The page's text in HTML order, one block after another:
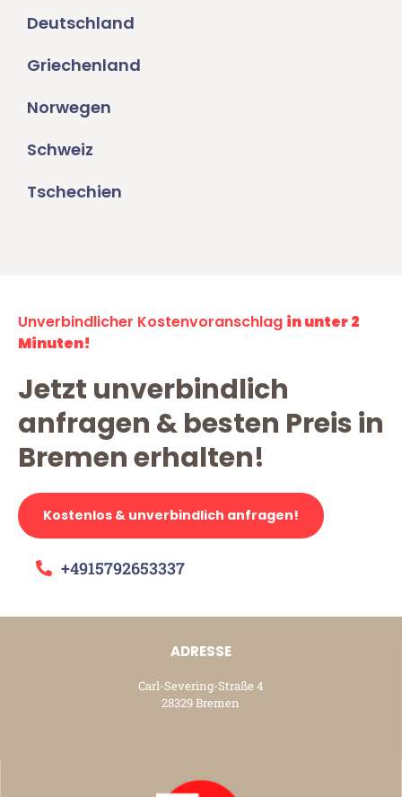
Deutschland
Griechenland
Norwegen
Schweiz
Tschechien
Unverbindlicher Kostenvoranschlag in unter 2
Minuten!
Jetzt unverbindlich
anfragen & besten Preis in
Bremen erhalten!
Kostenlos & unverbindlich anfragen!
+4915792653337
ADRESSE
Carl-Severing-Straße 4
28329 Bremen